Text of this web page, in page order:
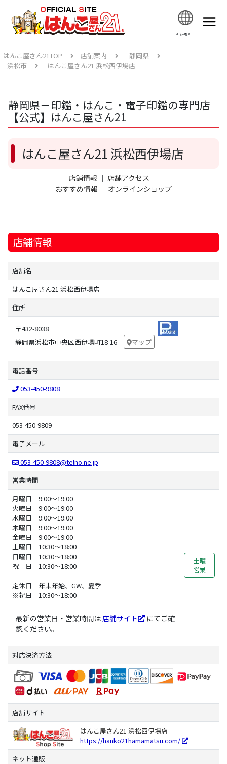
language
はんこ屋さん21TOP 店舗案内
静岡県
浜松市
はんこ屋さん21 浜松西伊場店
静岡県－印鑑・はんこ・電子印鑑の専門店
【公式】はんこ屋さん21
はんこ屋さん21 浜松西伊場店
店舗情報 ｜ 店舗アクセス ｜
おすすめ情報 ｜ オンラインショップ
店舗情報
店舗名
はんこ屋さん21 浜松西伊場店
住所
〒432-8038
静岡県浜松市中央区西伊場町18-16
マップ
電話番号
053-450-9808
FAX番号
053-450-9809
電子メール
053-450-9808@telno.ne.jp
営業時間
月曜日 9:00～19:00
火曜日 9:00～19:00
水曜日 9:00～19:00
木曜日 9:00～19:00
金曜日 9:00～19:00
土曜日 10:30～18:00
日曜日 10:30～18:00
祝 日 10:30～18:00
定休日 年末年始、GW、夏季
※祝日 10:30～18:00
最新の営業日・営業時間は 店舗サイト
にてご確
認ください。
土曜
営業
対応決済方法
店舗サイト
はんこ屋さん21 浜松西伊場店
https://hanko21hamamatsu.com/
ネット通販